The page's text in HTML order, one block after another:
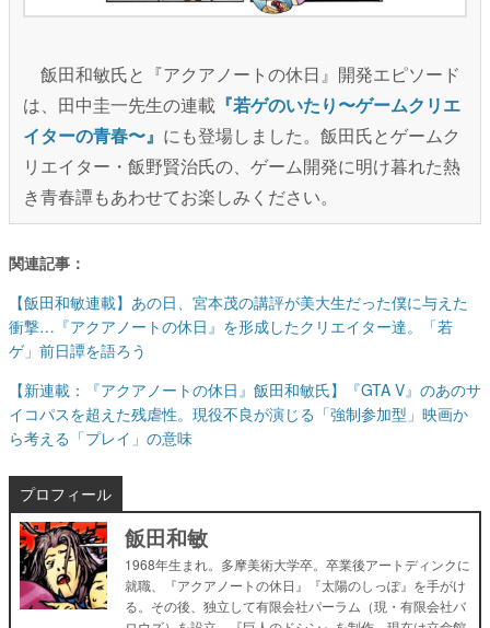
飯田和敏氏と『アクアノートの休日』開発エピソード
は、田中圭一先生の連載 『若ゲのいたり〜ゲームクリエ
イターの青春〜』 にも登場しました。飯田氏とゲームク
リエイター・飯野賢治氏の、ゲーム開発に明け暮れた熱
き青春譚もあわせてお楽しみください。
関連記事：
【飯田和敏連載】あの日、宮本茂の講評が美大生だった僕に与えた
衝撃…『アクアノートの休日』を形成したクリエイター達。「若
ゲ」前日譚を語ろう
【新連載：『アクアノートの休日』飯田和敏氏】『GTA V』のあのサ
イコパスを超えた残虐性。現役不良が演じる「強制参加型」映画か
ら考える「プレイ」の意味
プロフィール
飯田和敏
1968年生まれ。多摩美術大学卒。卒業後アートディンクに
就職、『アクアノートの休日』『太陽のしっぽ』を手がけ
る。その後、独立して有限会社パーラム（現・有限会社バ